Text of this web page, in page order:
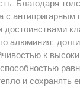
Благодаря
с антипригарным
достоинствами
алюминия:
к
и сохранять